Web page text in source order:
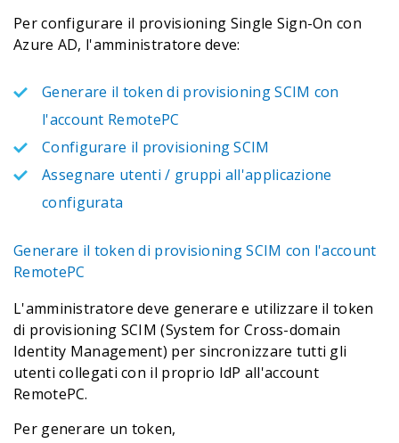
Per configurare il provisioning Single Sign-On con
Azure AD, l'amministratore deve:
Generare il token di provisioning SCIM con
l'account RemotePC
Configurare il provisioning SCIM
Assegnare utenti / gruppi all'applicazione
configurata
Generare il token di provisioning SCIM con l'account
RemotePC
L'amministratore deve generare e utilizzare il token
di provisioning SCIM (System for Cross-domain
Identity Management) per sincronizzare tutti gli
utenti collegati con il proprio IdP all'account
RemotePC.
Per generare un token,